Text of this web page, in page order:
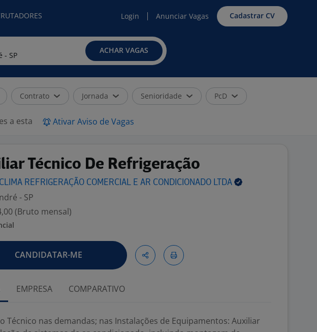
Login Anunciar Vagas Cadastrar CV
ACHAR VAGAS
Contrato Jornada Senioridade PcD
a esta Ativar Aviso de Vagas
Técnico De Refrigeração
CLIMA REFRIGERAÇÃO COMERCIAL E AR CONDICIONADO LTDA
- SP
(Bruto mensal)
CANDIDATAR-ME
EMPRESA COMPARATIVO
Técnico nas demandas; nas Instalações de Equipamentos: Auxiliar